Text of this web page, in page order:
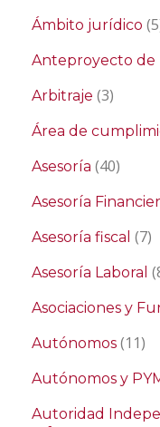
Ámbito jurídico
Anteproyecto de
Arbitraje (3)
Área de
Asesoría (40)
Asesoría
Asesoría fiscal (7)
Asesoría Laboral
Asociaciones y
Autónomos (11)
Autónomos y
Autoridad